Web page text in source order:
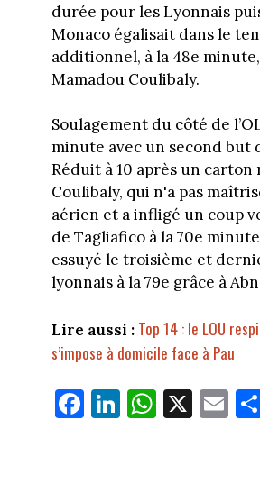
durée pour les Lyonnais
Monaco égalisait dans le
additionnel, à la 48e
Mamadou Coulibaly.
Soulagement du côté de
minute avec un second but
Réduit à 10 après un carton
Coulibaly, qui n'a pas
aérien et a infligé un coup
de Tagliafico à la 70e
essuyé le troisième et
lyonnais à la 79e grâce à
Lire aussi : Top 14 : le LOU
s’impose à domicile face à Pau
Fa
ce
Li
nk
W
ha
X E
m